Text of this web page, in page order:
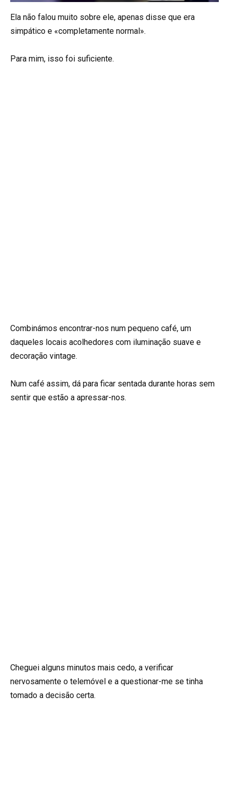
Ela não falou muito sobre ele, apenas disse que era
simpático e «completamente normal».
Para mim, isso foi suficiente.
Combinámos encontrar-nos num pequeno café, um
daqueles locais acolhedores com iluminação suave e
decoração vintage.
Num café assim, dá para ficar sentada durante horas sem
sentir que estão a apressar-nos.
Cheguei alguns minutos mais cedo, a verificar
nervosamente o telemóvel e a questionar-me se tinha
tomado a decisão certa.